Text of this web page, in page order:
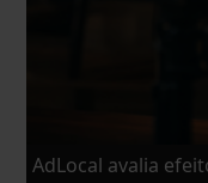
AdLocal avalia